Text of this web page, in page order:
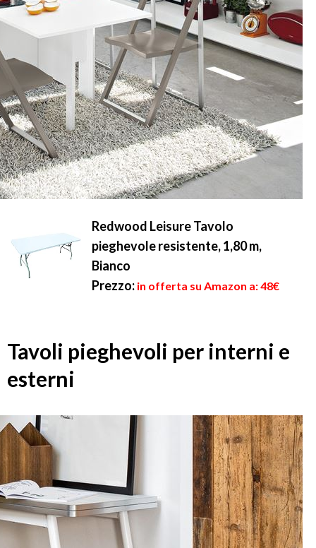
Redwood Leisure Tavolo
pieghevole resistente, 1,80 m,
Bianco
Prezzo: in offerta su Amazon a: 48€
Tavoli pieghevoli per interni e
esterni